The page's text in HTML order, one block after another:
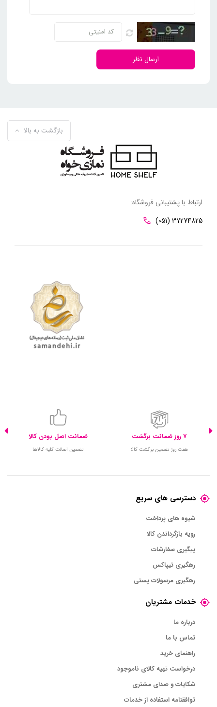
ارسال نظر
بازگشت به بالا
ارتباط با پشتیبانی فروشگاه:
(051) 37274825
7 روز ضمانت برگشت
هفت روز تضمین برگشت کالا
ضمانت اصل بودن کالا
تضمین اصالت کلیه کالاها
دسترسی های سریع
شیوه های پرداخت
رویه بازگرداندن کالا
پیگیری سفارشات
رهگیری تیپاکس
رهگیری مرسولات پستی
خدمات مشتریان
درباره ما
تماس با ما
راهنمای خرید
درخواست تهیه کالای ناموجود
شکایات و صدای مشتری
توافقنامه استفاده از خدمات